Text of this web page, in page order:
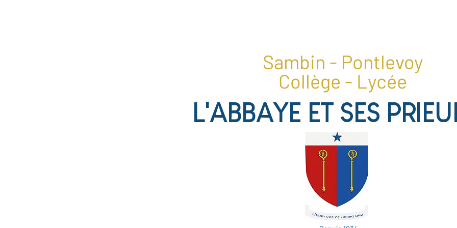
Sambin - Pontlevoy
Collège - Lycée
L'ABBAYE ET SES